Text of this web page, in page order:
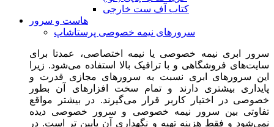
کتاب آف ست خارجی
هاست و سرور
سرورهای نیمه خصوصی پرستاشاپ
سرور ابری نیمه خصوصی یا نیمه اختصاصی، عمدتا برای
سایت‌های فروشگاهی و با ترافیک بالا استفاده می‌شود. زیرا
این سرورهای ابری نسبت به سرورهای مجازی قدرت و
پایداری بیشتری دارند و تمام سخت افزارهای آن بطور
خصوصی در اختیار کاربر قرار می‌گیرند. در بیشتر مواقع
تفاوتی بین سرور نیمه خصوصی و سرور خصوصی دیده
نمی‌شود و فقط هزینه تهیه و نگهداری آن پایین تر است. در